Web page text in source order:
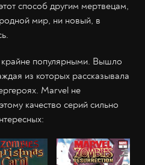
способ другим мертвецам,
мир, ни новый, в
популярными. Вышло
из которых рассказывала
Marvel не
качество серий сильно